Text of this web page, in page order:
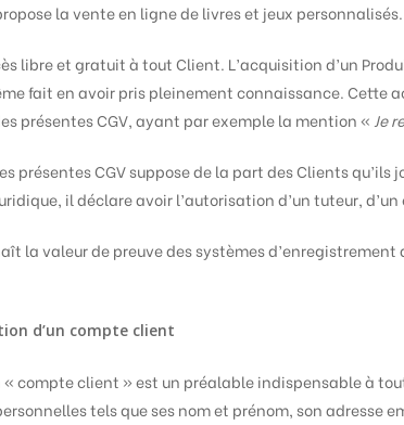
la vente en ligne de livres et jeux personnalisés.
libre et gratuit à tout Client. L’acquisition d’un
fait en avoir pris pleinement connaissance. Cette
présentes CGV, ayant par exemple la mention « Je
présentes CGV suppose de la part des Clients
il déclare avoir l’autorisation d’un tuteur,
la valeur de preuve des systèmes
d’un compte client
« compte client » est un préalable indispensable à
tels que ses nom et prénom, son